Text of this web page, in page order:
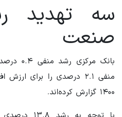
سه تهدید
صنعت
بانک
منفی ۲.۱ درصدی را برای
۱۴۰۰ گزارش کرده‌اند.